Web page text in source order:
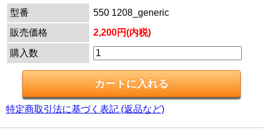
型番
550 1208_generic
販売価格
2,200円(内税)
購入数
特定商取引法に基づく表記 (返品など)